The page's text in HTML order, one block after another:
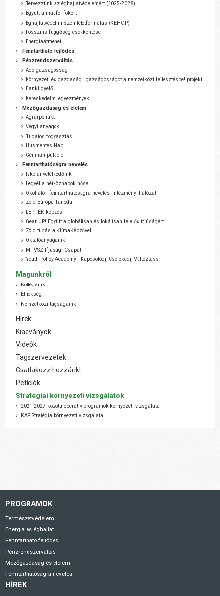
Tervezzünk az éghajlatvédelemért (2025-2028)
Együtt a másfél fokért
Éghajlatvédelmi szemléletformálás (KEHOP)
Fosszilis függőség csökkentése
Energiaátmenet
Fenntartható fejlődés
Pénzrendszerváltás
Adóigazságosság
Környezeti és gazdasági igazságosságot a nemzetközi fejlesztésbe! projekt
Bankfigyelő
Kereskedelmi egyezmények
Mezőgazdaság és élelem
Agrárpolitika
Vegyi anyagok
Tudatos fogyasztás
Húsmentes Nap
Génmanipuláció
Fenntarthatóságra nevelés
Iskolai vetélkedőink
Legyél a hétköznapok hőse!
Ökoháló - fenntarthatóságra nevelési intézményi hálózat
Zöld Európa Tanoda
LÉPTÉK képzés
Gear UP! Együtt a globálisan és lokálisan felelős ifjúságért
Zöld tudás a KlímaKépzővel!
Oktatóanyagaink
MTVSZ Ifjúsági Csapat
Youth Policy Academy - Kapcsolódj, Cselekedj, Változtass
Magunkról
Kollégáink
Elnökség
Nemzetközi tagságaink
Hírek
Kiadványok
Videók
Tagszervezetek
Csatlakozz hozzánk!
Petíciók
Stratégiai környezeti vizsgálatok
2021-2027 közötti operatív programok környezeti vizsgálata
KAP Stratégia környezeti vizsgálata
PROGRAMOK
Természetvédelem
Energia és éghajlat
Fenntartható fejlődés
Pénzrendszerváltás
Mezőgazdaság és élelem
Fenntarthatóságra nevelés
HÍREK